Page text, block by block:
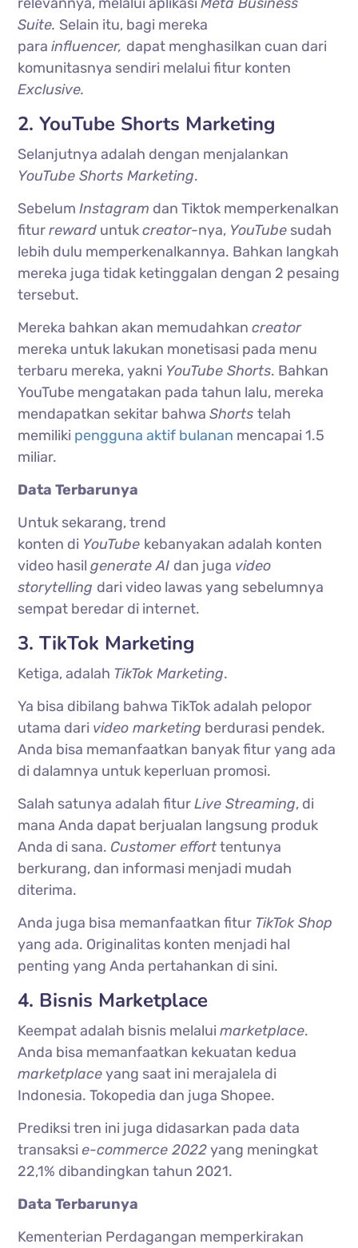
Suite. Selain itu, bagi mereka
parainfluencer, dapat menghasilkan cuan dari
komunitasnya sendiri melalui fitur konten
Exclusive.
2. YouTube Shorts Marketing
Selanjutnya adalah dengan menjalankan
YouTube Shorts Marketing.
SebelumInstagram dan Tiktok memperkenalkan
fiturreward untukcreator-nya, YouTube sudah
lebih dulu memperkenalkannya. Bahkan langkah
mereka juga tidak ketinggalan dengan 2 pesaing
tersebut.
Mereka bahkan akan memudahkancreator
mereka untuk lakukan monetisasi pada menu
terbaru mereka, yakni YouTube Shorts. Bahkan
YouTube mengatakan pada tahun lalu, mereka
mendapatkan sekitar bahwaShortstelah
memiliki pengguna aktif bulanan mencapai 1.5
miliar.
Data Terbarunya
Untuk sekarang, trend
konten di YouTube kebanyakan adalah konten
video hasilgenerateAI dan juga video
storytelling dari video lawas yang sebelumnya
sempat beredar di internet.
3. TikTok Marketing
Ketiga, adalah TikTok Marketing.
Ya bisa dibilang bahwa TikTok adalah pelopor
utama dari video marketing berdurasi pendek.
Anda bisa memanfaatkan banyak fitur yang ada
di dalamnya untuk keperluan promosi.
Salah satunya adalah fiturLive Streaming, di
mana Anda dapat berjualan langsung produk
Anda di sana. Customer efforttentunya
berkurang, dan informasi menjadi mudah
diterima.
Anda juga bisa memanfaatkan fitur TikTok Shop
yang ada. Originalitas konten menjadi hal
penting yang Anda pertahankan di sini.
4. Bisnis Marketplace
Keempat adalah bisnis melaluimarketplace.
Anda bisa memanfaatkan kekuatan kedua
marketplaceyang saat ini merajalela di
Indonesia. Tokopedia dan juga Shopee.
Prediksi tren ini juga didasarkan pada data
transaksi e-commerce 2022yang meningkat
22,1% dibandingkan tahun 2021.
Data Terbarunya
Kementerian Perdagangan memperkirakan